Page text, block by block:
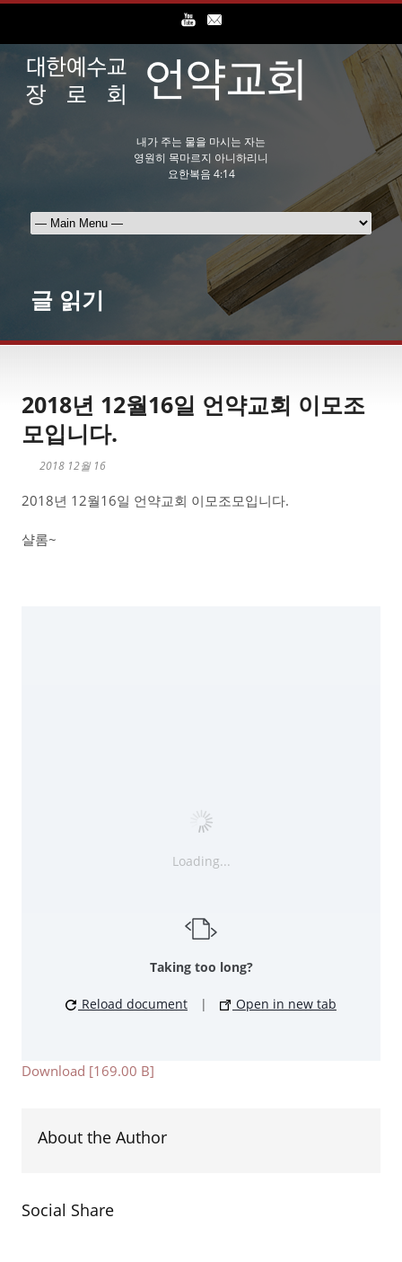
내가 주는 물을 마시는 자는
영원히 목마르지 아니하리니
요한복음 4:14
글 읽기
2018년 12월16일 언약교회 이모조
모입니다.
2018 12월 16
2018년 12월16일 언약교회 이모조모입니다.
샬롬~
Loading...
Taking too long?
Reload document | Open in new tab
Download [169.00 B]
About the Author
Social Share